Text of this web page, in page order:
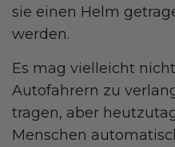
sie einen Helm
werden.
Es mag vielleicht
Autofahrern zu
tragen, aber
Menschen